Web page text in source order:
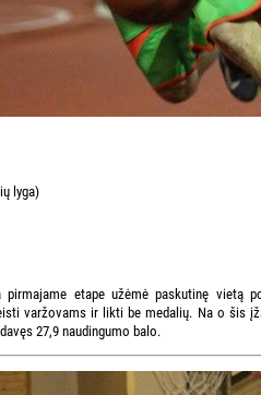
lyga)
pirmajame etape užėmė paskutinę
varžovams ir likti be medalių. Na o šis
27,9 naudingumo balo.